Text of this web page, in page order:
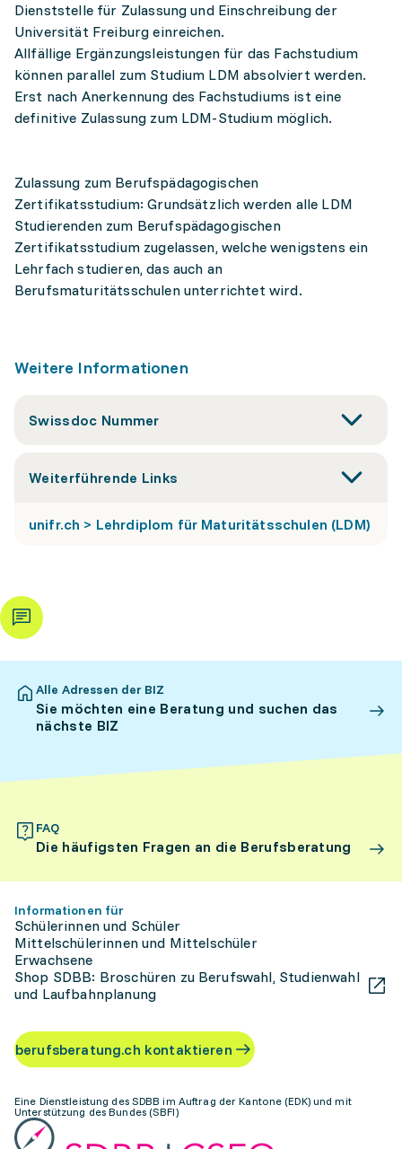
Dienststelle für Zulassung und Einschreibung der
Universität Freiburg einreichen.
Allfällige Ergänzungsleistungen für das Fachstudium
können parallel zum Studium LDM absolviert werden.
Erst nach Anerkennung des Fachstudiums ist eine
definitive Zulassung zum LDM-Studium möglich.
Zulassung zum Berufspädagogischen
Zertifikatsstudium: Grundsätzlich werden alle LDM
Studierenden zum Berufspädagogischen
Zertifikatsstudium zugelassen, welche wenigstens ein
Lehrfach studieren, das auch an
Berufsmaturitätsschulen unterrichtet wird.
Weitere Informationen
Swissdoc Nummer
Weiterführende Links
unifr.ch > Lehrdiplom für Maturitätsschulen (LDM)
Alle Adressen der BIZ
Sie möchten eine Beratung und suchen das
nächste BIZ
FAQ
Die häufigsten Fragen an die Berufsberatung
Informationen für
Schülerinnen und Schüler
Mittelschülerinnen und Mittelschüler
Erwachsene
Shop SDBB: Broschüren zu Berufswahl, Studienwahl
und Laufbahnplanung
berufsberatung.ch kontaktieren
Eine Dienstleistung des SDBB im Auftrag der Kantone (EDK) und mit
Unterstützung des Bundes (SBFI)